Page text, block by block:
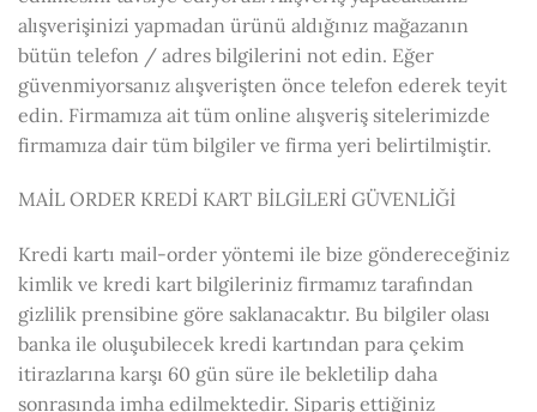
alışverişinizi yapmadan ürünü aldığınız mağazanın
bütün telefon / adres bilgilerini not edin. Eğer
güvenmiyorsanız alışverişten önce telefon ederek teyit
edin. Firmamıza ait tüm online alışveriş sitelerimizde
firmamıza dair tüm bilgiler ve firma yeri belirtilmiştir.
MAİL ORDER KREDİ KART BİLGİLERİ GÜVENLİĞİ
Kredi kartı mail-order yöntemi ile bize göndereceğiniz
kimlik ve kredi kart bilgileriniz firmamız tarafından
gizlilik prensibine göre saklanacaktır. Bu bilgiler olası
banka ile oluşubilecek kredi kartından para çekim
itirazlarına karşı 60 gün süre ile bekletilip daha
sonrasında imha edilmektedir. Sipariş ettiğiniz